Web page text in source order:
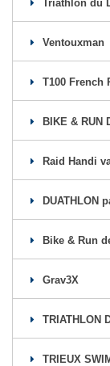
Triathlon du
Ventouxman
T100 French
BIKE & RUN
Raid Handi
DUATHLON
Bike & Run
Grav3X
TRIATHLON
TRIEUX